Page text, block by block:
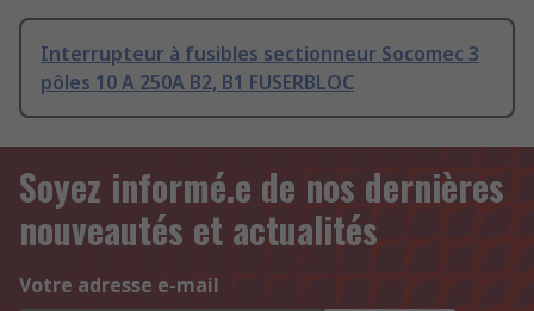
Interrupteur à fusibles sectionneur Socomec 3
pôles 10 A 250A B2, B1 FUSERBLOC
Soyez informé.e de nos dernières
nouveautés et actualités
Votre adresse e-mail